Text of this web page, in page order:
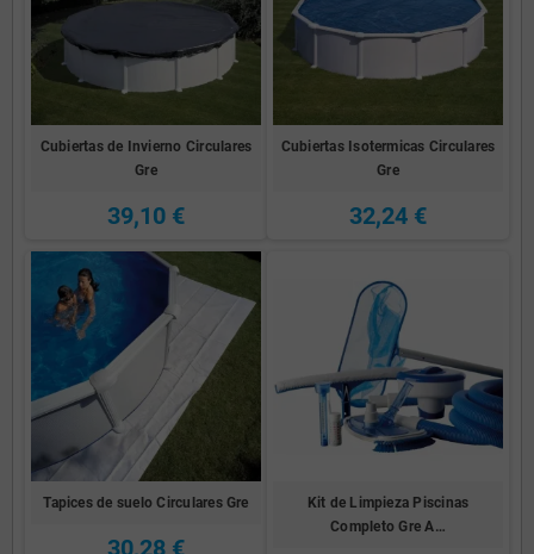
Cubiertas de Invierno Circulares
Gre
39,10 €
Cubiertas Isotermicas Circulares
Gre
32,24 €
Tapices de suelo Circulares Gre
30,28 €
Kit de Limpieza Piscinas
Completo Gre A…